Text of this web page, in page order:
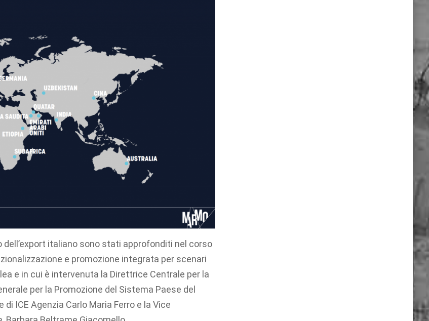
italiano sono stati approfonditi nel corso
e promozione integrata per scenari
e in cui è intervenuta la Direttrice Centrale per la
per la Promozione del Sistema Paese del
ICE Agenzia Carlo Maria Ferro e la Vice